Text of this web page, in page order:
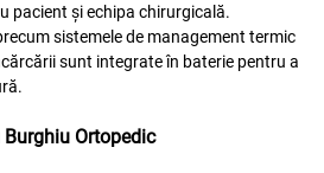
pacient și echipa chirurgicală.
sistemele de management termic
sunt integrate în baterie pentru a
Ortopedic